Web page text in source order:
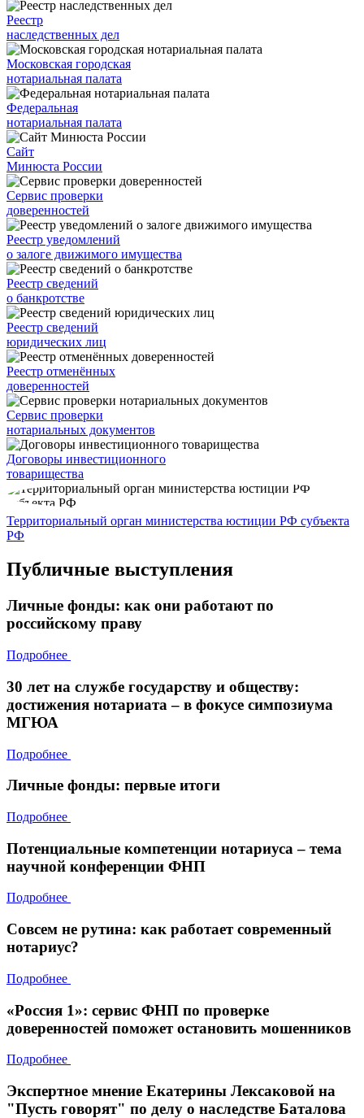
Реестр
наследственных дел
Московская городская
нотариальная палата
Федеральная
нотариальная палата
Сайт
Минюста России
Сервис проверки
доверенностей
Реестр уведомлений
о залоге движимого имущества
Реестр сведений
о банкротстве
Реестр сведений
юридических лиц
Реестр отменённых
доверенностей
Сервис проверки
нотариальных документов
Договоры инвестиционного
товарищества
Территориальный орган министерства юстиции РФ субъекта
РФ
Публичные выступления
Личные фонды: как они работают по
российскому праву
Подробнее
30 лет на службе государству и обществу:
достижения нотариата – в фокусе симпозиума
МГЮА
Подробнее
Личные фонды: первые итоги
Подробнее
Потенциальные компетенции нотариуса – тема
научной конференции ФНП
Подробнее
Совсем не рутина: как работает современный
нотариус?
Подробнее
«Россия 1»: сервис ФНП по проверке
доверенностей поможет остановить мошенников
Подробнее
Экспертное мнение Екатерины Лексаковой на
"Пусть говорят" по делу о наследстве Баталова